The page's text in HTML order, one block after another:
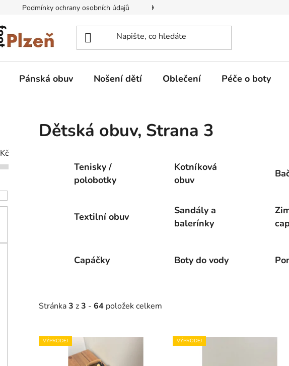
Podmínky ochrany osobních údajů Kontakty na prodejny
Pánská obuv Nošení dětí Oblečení Péče o boty
Kč
Dětská obuv, Strana 3
Tenisky /
polobotky
Kotníková
obuv
Textilní obuv
Sandály a
balerínky
Capáčky Boty do vody
Stránka3 z3 - 64 položek celkem
V
ý
VÝPRODEJ VÝPRODEJ